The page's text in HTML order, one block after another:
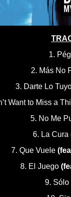
1.
2. Más No
3. Darte Lo
Want to Miss a
5. No Me
6. La Cura
7. Que Vuele
8. El Juego
9. Sólo